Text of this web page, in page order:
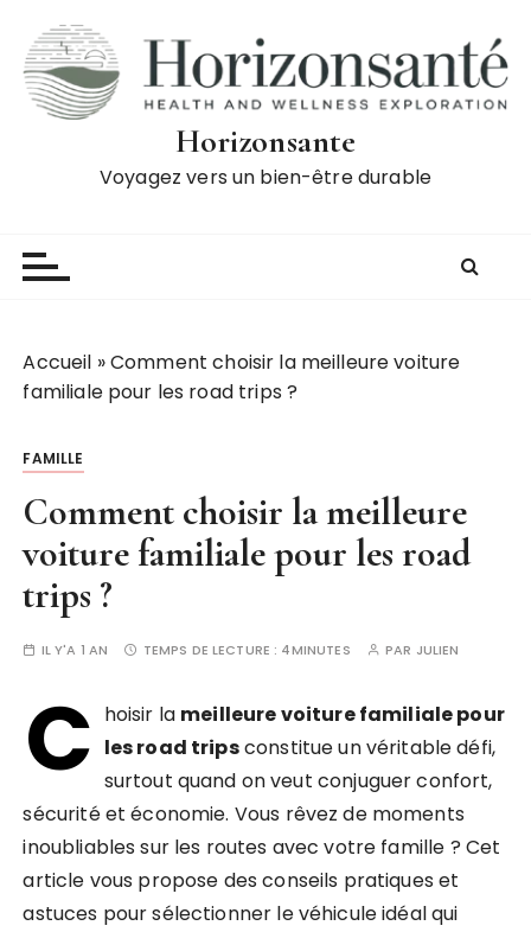
Horizonsante
Voyagez vers un bien-être durable
Accueil »Comment choisir la meilleure voiture
familiale pour les road trips ?
FAMILLE
Comment choisir la meilleure
voiture familiale pour les road
trips ?
IL Y'A 1 AN TEMPS DE LECTURE : 4MINUTES PAR JULIEN
C hoisir la meilleure voiture familiale pour
les road tripsconstitue un véritable défi,
surtout quand on veut conjuguer confort,
sécurité et économie. Vous rêvez de moments
inoubliables sur les routes avec votre famille ? Cet
article vous propose des conseils pratiques et
astuces pour sélectionner le véhicule idéal qui